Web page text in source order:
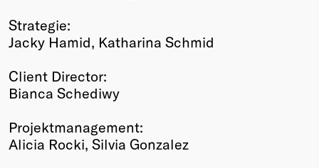
Strategie:
Jacky Hamid, Katharina Schmid
Client Director:
Bianca Schediwy
Projektmanagement:
Alicia Rocki, Silvia Gonzalez